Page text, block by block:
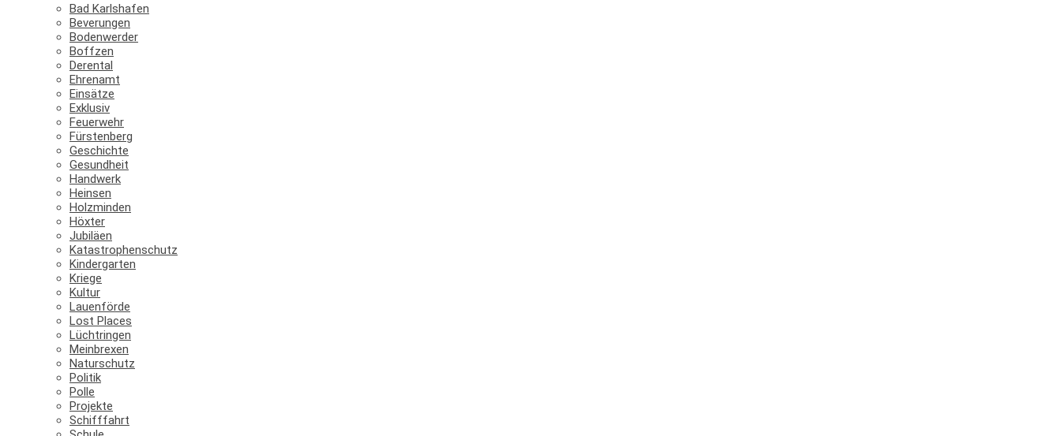
Bad Karlshafen
Beverungen
Bodenwerder
Boffzen
Derental
Ehrenamt
Einsätze
Exklusiv
Feuerwehr
Fürstenberg
Geschichte
Gesundheit
Handwerk
Heinsen
Holzminden
Höxter
Jubiläen
Katastrophenschutz
Kindergarten
Kriege
Kultur
Lauenförde
Lost Places
Lüchtringen
Meinbrexen
Naturschutz
Politik
Polle
Projekte
Schifffahrt